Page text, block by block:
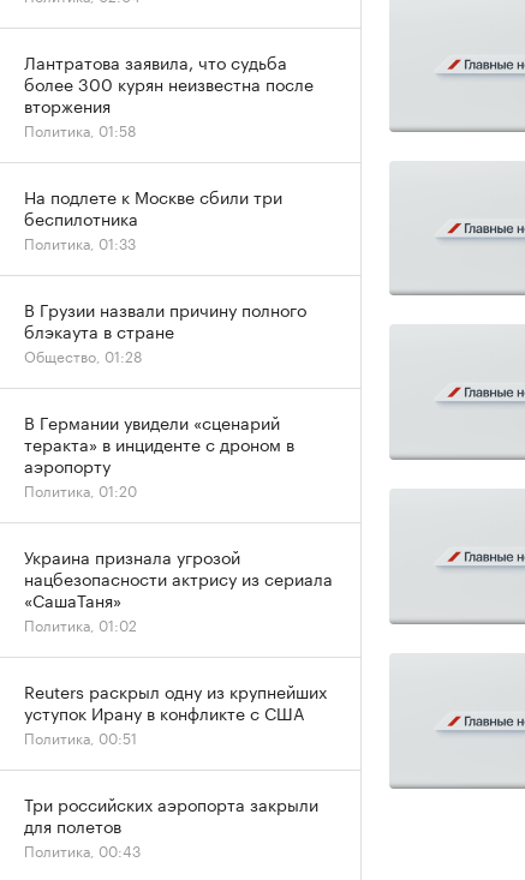
Лантратова заявила, что судьба
более 300 курян неизвестна после
вторжения
Политика, 01:58
На подлете к Москве сбили три
беспилотника
Политика, 01:33
В Грузии назвали причину полного
блэкаута в стране
Общество, 01:28
В Германии увидели «сценарий
теракта» в инциденте с дроном в
аэропорту
Политика, 01:20
Украина признала угрозой
нацбезопасности актрису из сериала
«СашаТаня»
Политика, 01:02
Reuters раскрыл одну из крупнейших
уступок Ирану в конфликте с США
Политика, 00:51
Три российских аэропорта закрыли
для полетов
Политика, 00:43